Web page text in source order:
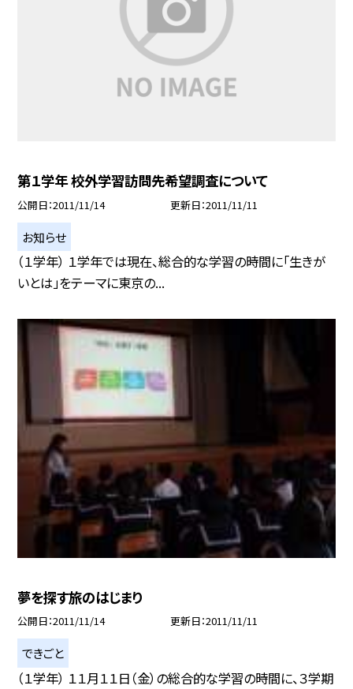
第１学年 校外学習訪問先希望調査について
公開日 2011/11/14 更新日 2011/11/11
お知らせ
（１学年） １学年では現在、総合的な学習の時間に「生きが
いとは」をテーマに東京の...
夢を探す旅のはじまり
公開日 2011/11/14 更新日 2011/11/11
できごと
（１学年） １１月１１日（金）の総合的な学習の時間に、３学期